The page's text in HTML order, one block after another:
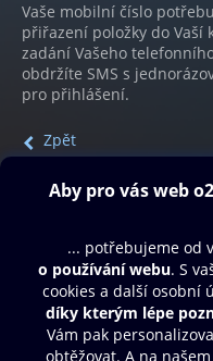
Vaše mobilní číslo
přiřazení položky do Vaší
zadání Vašeho
obdržíte SMS s
pro přihlášení.
Zpět
Obsah ke stažení
Moje O2 Knihovna
Další zábava